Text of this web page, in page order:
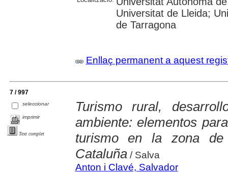
Universitat de Lleida;
de Tarragona
Enllaç permanent a aquest
7 / 997
seleccionar
imprimir
Text complet
Turismo rural,
ambiente: elementos
turismo en la zona de
Cataluña/ Salva
Anton i Clavé, Salvador